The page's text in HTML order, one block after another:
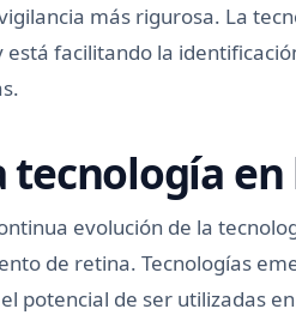
más rigurosa. La
facilitando la
tecnología
evolución de la
de retina. Tecnologías
potencial de ser utilizadas